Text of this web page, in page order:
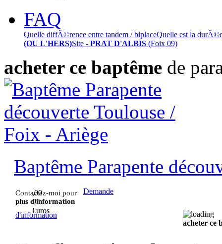
FAQ
Quelle diffÃ©rence entre tandem / biplaceQuelle est la
(OU L'HERS)Site - PRAT D'ALBIS (Foix 09)
acheter ce baptême de
Baptême Parapente
Contactez-moi pour
plus d'information
Demande
d'information
,00
95
€uros
acheter ce